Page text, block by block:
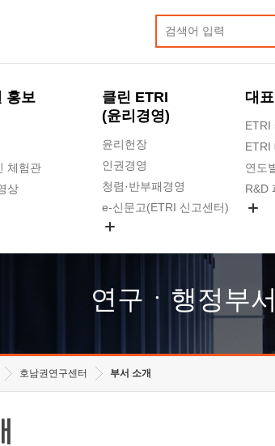
홍보
체험관
상
클린 ETRI
(윤리경영)
윤리헌장
인권경영
청렴·반부패경영
e-신문고(ETRI 신고센터)
고객의소리
수의계약 현황
대
ETRI
ETRI
연도
R&D
연구ㆍ행정부서
호남권연구센터 부서 소개